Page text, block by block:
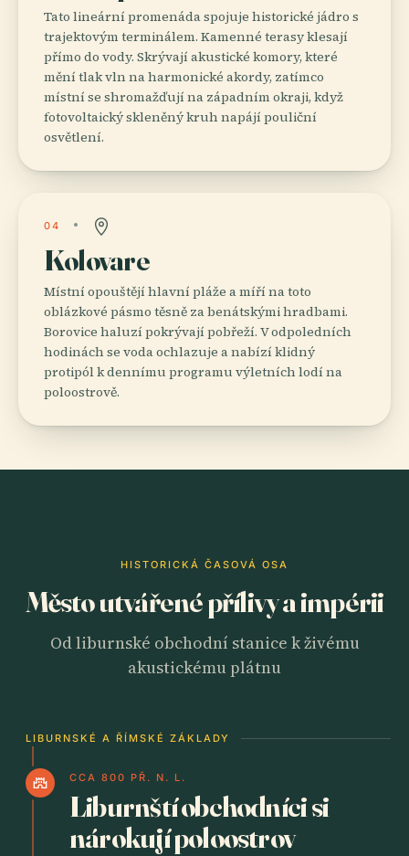
Tato lineární promenáda spojuje historické jádro s
trajektovým terminálem. Kamenné terasy klesají
přímo do vody. Skrývají akustické komory, které
mění tlak vln na harmonické akordy, zatímco
místní se shromažďují na západním okraji, když
fotovoltaický skleněný kruh napájí pouliční
osvětlení.
04
Kolovare
Místní opouštějí hlavní pláže a míří na toto
oblázkové pásmo těsně za benátskými hradbami.
Borovice haluzí pokrývají pobřeží. V odpoledních
hodinách se voda ochlazuje a nabízí klidný
protipól k dennímu programu výletních lodí na
poloostrově.
HISTORICKÁ ČASOVÁ OSA
Město utvářené přílivy a impérii
Od liburnské obchodní stanice k živému
akustickému plátnu
LIBURNSKÉ A ŘÍMSKÉ ZÁKLADY
castle CCA 800 PŘ. N. L.
Liburnští obchodníci si
nárokují poloostrov